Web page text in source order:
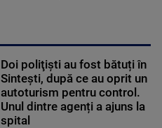
Doi poliţişti au fost bătuți în
Sinteşti, după ce au oprit un
autoturism pentru control.
Unul dintre agenți a ajuns la
spital